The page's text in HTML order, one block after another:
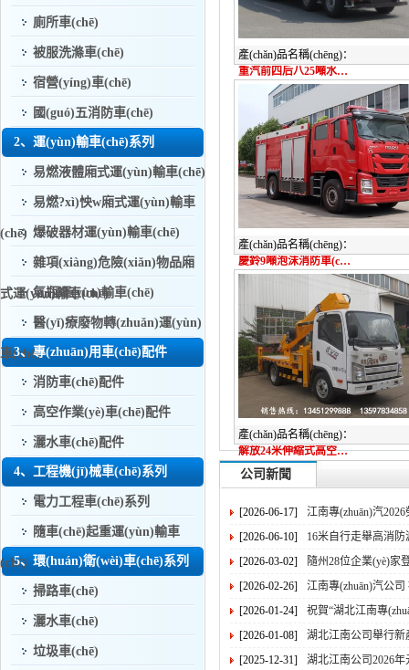
廁所車(chē)
被服洗滌車(chē)
宿營(yíng)車(chē)
國(guó)五消防車(chē)
2、運(yùn)輸車(chē)系列
易燃液體廂式運(yùn)輸車(chē)
易燃?xì)怏w廂式運(yùn)輸車
(chē) 爆破器材運(yùn)輸車(chē)
雜項(xiàng)危險(xiǎn)物品廂
式運(yùn)輸車(chē)
氣瓶運(yùn)輸車(chē)
醫(yī)療廢物轉(zhuǎn)運(yùn)
車(chē)
3、專(zhuān)用車(chē)配件
消防車(chē)配件
高空作業(yè)車(chē)配件
灑水車(chē)配件
4、工程機(jī)械車(chē)系列
電力工程車(chē)系列
隨車(chē)起重運(yùn)輸車
(chē)5、環(huán)衛(wèi)車(chē)系列
掃路車(chē)
灑水車(chē)
垃圾車(chē)
產(chǎn)品名稱(chēng)：
重汽前四后八25噸水罐消防車(chē)
產(chǎn)品名稱(chēng)：
慶鈴9噸泡沫消防車(chē)
產(chǎn)品名稱(chēng)：
解放24米伸縮式高空作業(yè)車(chē)（藍(lán)牌）（國(guó)六）
公司新聞
[2026-06-17]
江南專(zhuān)汽
[2026-06-10]
16米自行走舉高消
[2026-03-02]
隨州28位企業(yè)家
[2026-02-26]
[2026-01-24]
祝賀“湖北江南專
[2026-01-08]
湖北江南公司舉行新
[2025-12-31]
湖北江南公司2026